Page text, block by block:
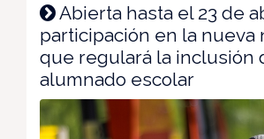
Abierta hasta el 23 de
participación en la nueva
que regulará la inclusión
alumnado escolar